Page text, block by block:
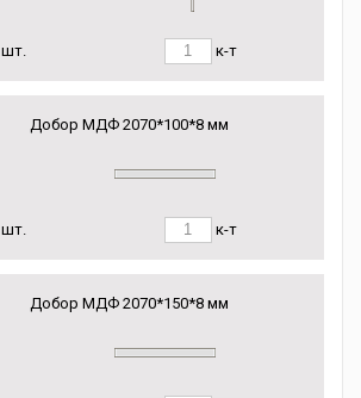
шт. к-т
Добор МДФ 2070*100*8 мм
шт. к-т
Добор МДФ 2070*150*8 мм